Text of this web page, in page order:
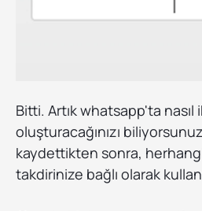
Bitti. Artık whatsapp'ta nasıl
oluşturacağınızı
kaydettikten sonra,
takdirinize bağlı olarak